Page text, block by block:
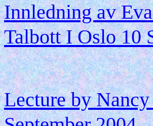
Innledning av
Talbott I Oslo 10
Lecture by